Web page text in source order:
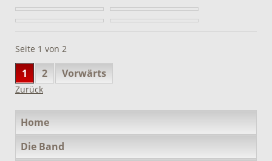
Seite 1 von 2
1 2 Vorwärts
Zurück
überspringen
Home
Die Band